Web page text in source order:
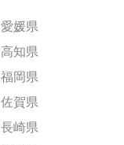
愛媛県
高知県
福岡県
佐賀県
長崎県